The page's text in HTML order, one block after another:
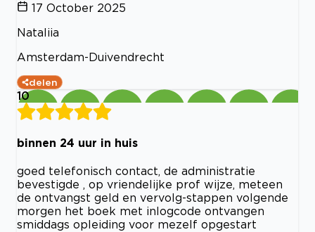
17 October 2025
Nataliia
Amsterdam-Duivendrecht
delen
10
binnen 24 uur in huis
goed telefonisch contact, de administratie
bevestigde , op vriendelijke prof wijze, meteen
de ontvangst geld en vervolg-stappen volgende
morgen het boek met inlogcode ontvangen
smiddags opleiding voor mezelf opgestart